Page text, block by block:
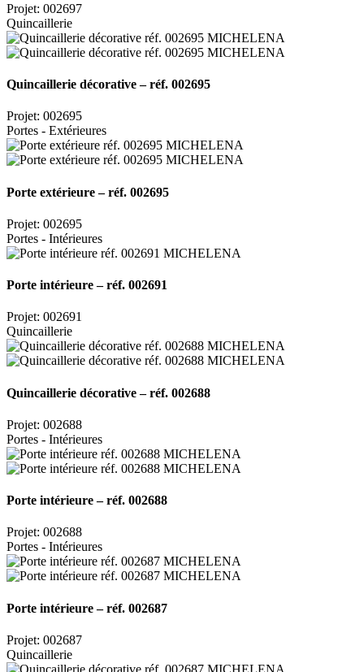
Projet: 002697
Quincaillerie
Quincaillerie décorative – réf. 002695
Projet: 002695
Portes - Extérieures
Porte extérieure – réf. 002695
Projet: 002695
Portes - Intérieures
Porte intérieure – réf. 002691
Projet: 002691
Quincaillerie
Quincaillerie décorative – réf. 002688
Projet: 002688
Portes - Intérieures
Porte intérieure – réf. 002688
Projet: 002688
Portes - Intérieures
Porte intérieure – réf. 002687
Projet: 002687
Quincaillerie